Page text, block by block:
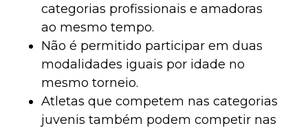
categorias profissionais e amadoras
ao mesmo tempo.
Não é permitido participar em duas
modalidades iguais por idade no
mesmo torneio.
Atletas que competem nas categorias
juvenis também podem competir nas